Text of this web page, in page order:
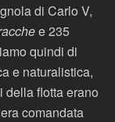
di Carlo V,
e 235
quindi di
e naturalistica,
della flotta erano
comandata